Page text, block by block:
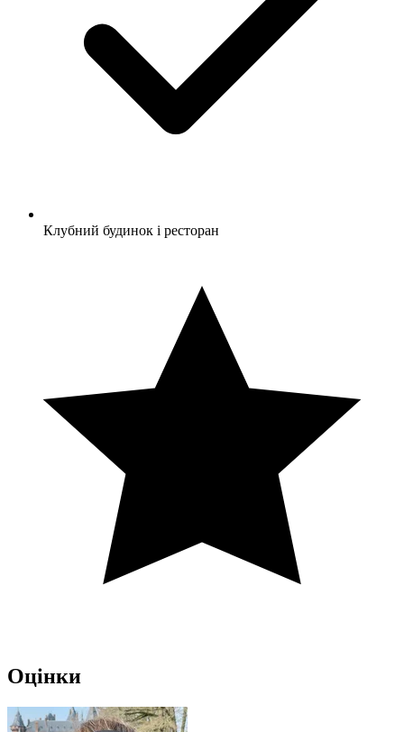
Клубний будинок і ресторан
Оцінки